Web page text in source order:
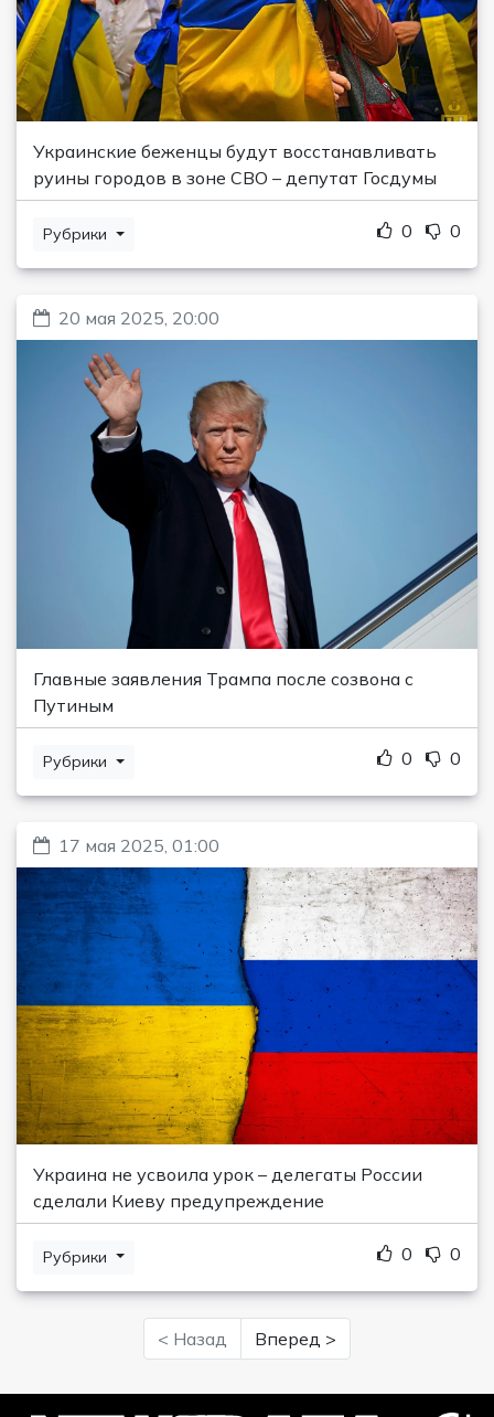
Украинские беженцы будут восстанавливать
руины городов в зоне СВО – депутат Госдумы
Рубрики 0 0
20 мая 2025, 20:00
Главные заявления Трампа после созвона с
Путиным
Рубрики 0 0
17 мая 2025, 01:00
Украина не усвоила урок – делегаты России
сделали Киеву предупреждение
Рубрики 0 0
< Назад Вперед >